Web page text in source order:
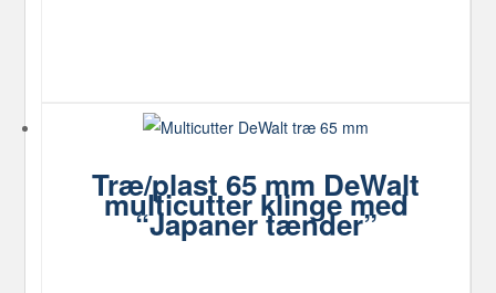
Træ/plast 65 mm DeWalt
multicutter klinge med
“Japaner tænder”